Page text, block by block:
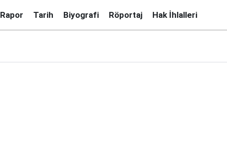
Rapor Tarih Biyografi Röportaj Hak İhlalleri